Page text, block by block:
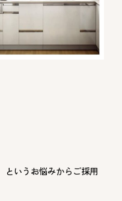
というお悩みからご採用